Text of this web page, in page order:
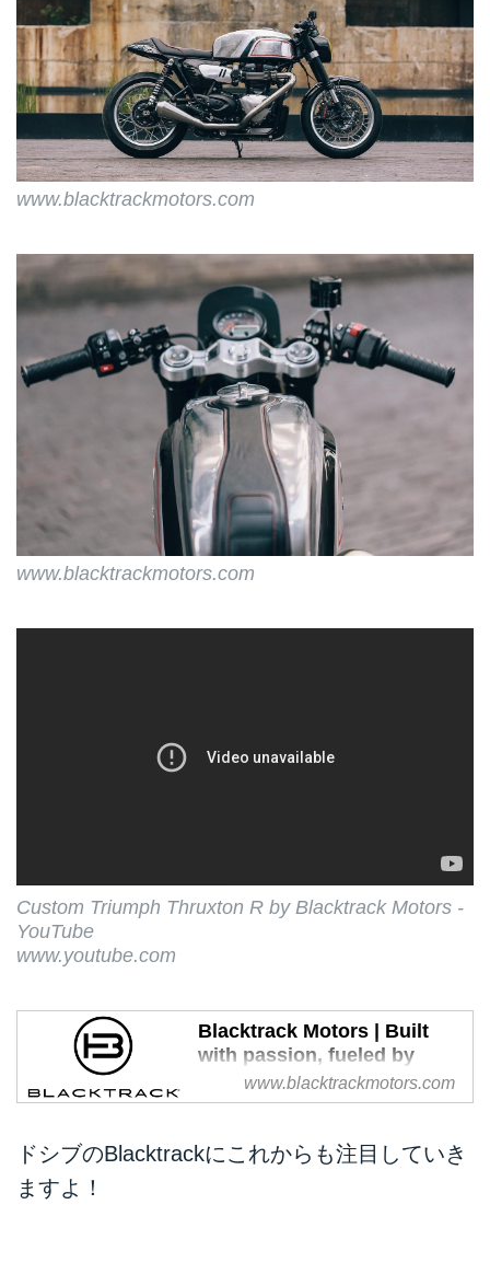
www.blacktrackmotors.com
www.blacktrackmotors.com
Custom Triumph Thruxton R by Blacktrack Motors -
YouTube
www.youtube.com
Blacktrack Motors | Built
with passion, fueled by
emotion | Luxembourg
cafe racers and custom vintage
motorcycles brought up to date
www.blacktrackmotors.com
ドシブのBlacktrackにこれからも注目していき
ますよ！